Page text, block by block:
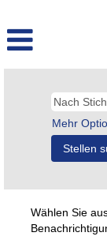
Mehr
Wählen Sie